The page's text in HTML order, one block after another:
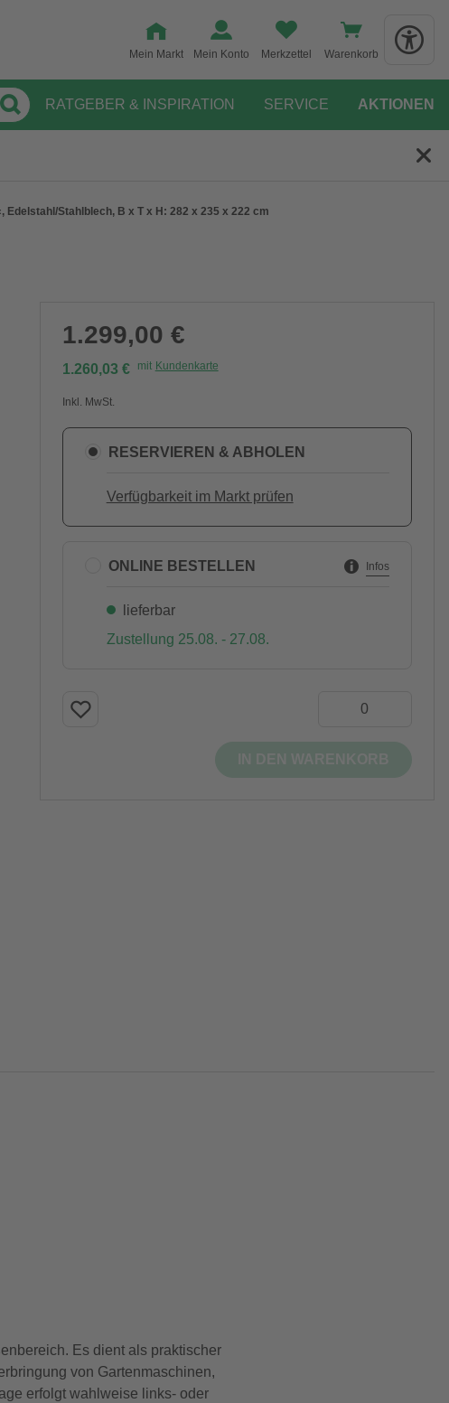
Mein Markt Mein Konto Merkzettel Warenkorb
RATGEBER & INSPIRATION SERVICE AKTIONEN
Edelstahl/Stahlblech, B x T x H: 282 x 235 x 222 cm
1.299,00 €
1.260,03 € mit Kundenkarte
Inkl. MwSt.
RESERVIEREN & ABHOLEN
Verfügbarkeit im Markt prüfen
ONLINE BESTELLEN Infos
lieferbar
Zustellung 25.08. - 27.08.
Es dient als praktischer
von Gartenmaschinen,
erfolgt wahlweise links- oder